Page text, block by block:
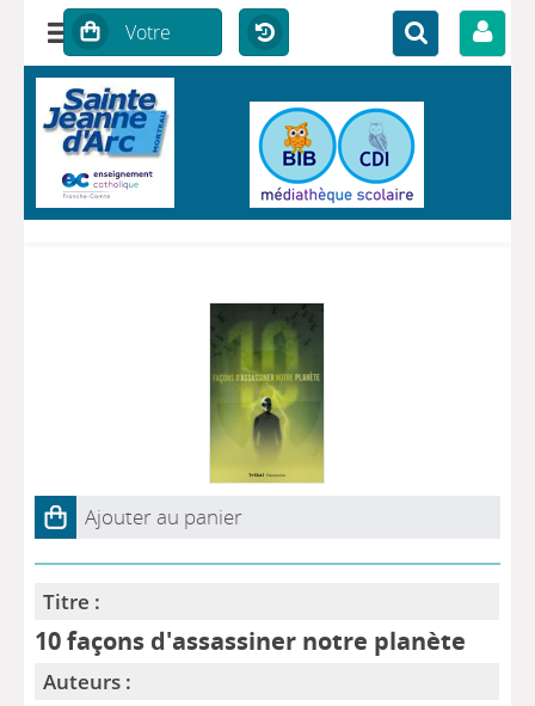
Ajouter au panier
Titre :
10 façons d'assassiner notre planète
Auteurs :